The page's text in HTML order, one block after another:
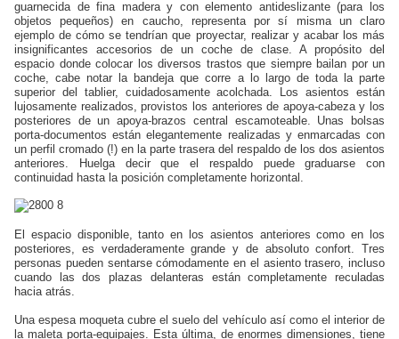
guarnecida de fina madera y con elemento antideslizante (para los
objetos pequeños) en caucho, representa por sí misma un claro
ejemplo de cómo se tendrían que proyectar, realizar y acabar los más
insignificantes accesorios de un coche de clase. A propósito del
espacio donde colocar los diversos trastos que siempre bailan por un
coche, cabe notar la bandeja que corre a lo largo de toda la parte
superior del tablier, cuidadosamente acolchada. Los asientos están
lujosamente realizados, provistos los anteriores de apoya-cabeza y los
posteriores de un apoya-brazos central escamoteable. Unas bolsas
porta-documentos están elegantemente realizadas y enmarcadas con
un perfil cromado (!) en la parte trasera del respaldo de los dos asientos
anteriores. Huelga decir que el respaldo puede graduarse con
continuidad hasta la posición completamente horizontal.
El espacio disponible, tanto en los asientos anteriores como en los
posteriores, es verdaderamente grande y de absoluto confort. Tres
personas pueden sentarse cómodamente en el asiento trasero, incluso
cuando las dos plazas delanteras están completamente reculadas
hacia atrás.
Una espesa moqueta cubre el suelo del vehículo así como el interior de
la maleta porta-equipajes. Esta última, de enormes dimensiones, tiene